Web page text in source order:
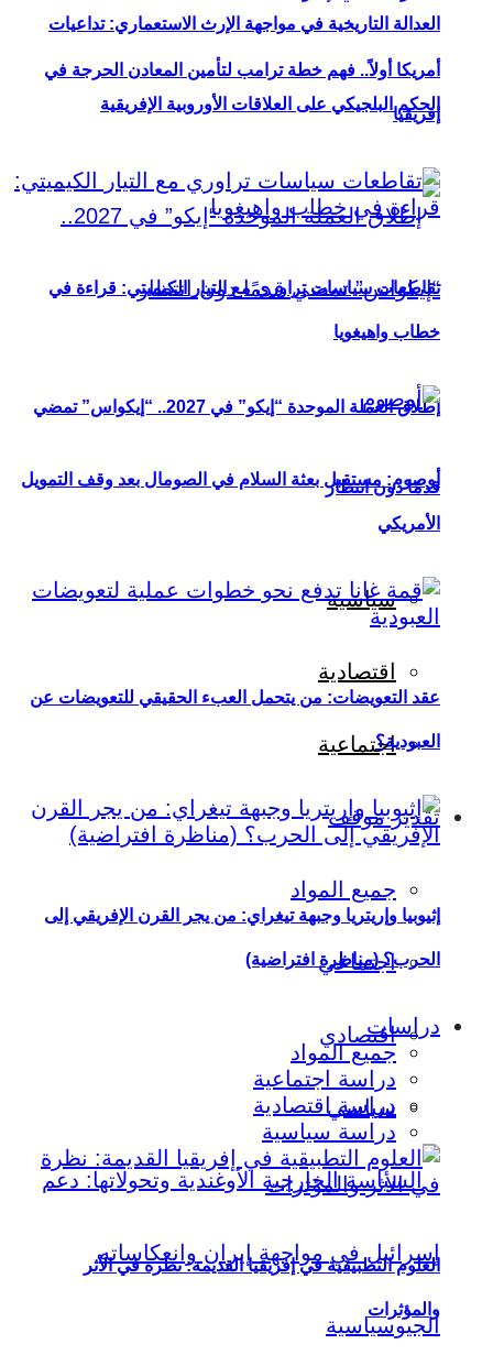
العدالة التاريخية في مواجهة الإرث الاستعماري: تداعيات
الحكم البلجيكي على العلاقات الأوروبية الإفريقية
إطلاق العملة الموحدة “إيكو” في 2027.. “إيكواس” تمضي
قدمًا دون انتظار
سياسية
اقتصادية
اجتماعية
تقدير موقف
جميع المواد
اجتماعي
اقتصادي
سياسي
أمريكا أولاً.. فهم خطة ترامب لتأمين المعادن الحرجة في
إفريقيا
تقاطعات سياسات تراوري مع التيار الكيميتي: قراءة في
خطاب واهيغويا
أوصوم: مستقبل بعثة السلام في الصومال بعد وقف التمويل
الأمريكي
عقد التعويضات: من يتحمل العبء الحقيقي للتعويضات عن
العبودية؟
إثيوبيا وإريتريا وجبهة تيغراي: من يجر القرن الإفريقي إلى
الحرب؟ (مناظرة افتراضية)
دراسات
جميع المواد
دراسة اجتماعية
دراسة اقتصادية
دراسة سياسية
العلوم التطبيقية في إفريقيا القديمة: نظرة في الأثر
والمؤثرات